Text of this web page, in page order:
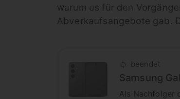
warum es für den
Abverkaufsangebote gab.
beendet
Samsung
Als Nachfolger